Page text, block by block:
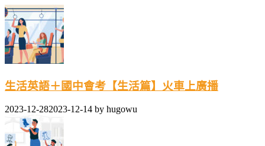
生活英語＋國中會考【生活篇】火車上廣播
2023-12-282023-12-14 by hugowu